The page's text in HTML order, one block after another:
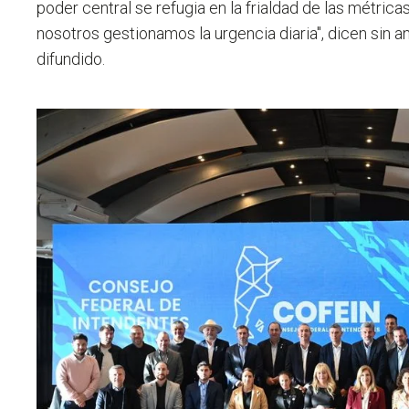
poder central se refugia en la frialdad de las
nosotros gestionamos la urgencia diaria", dicen sin
difundido.